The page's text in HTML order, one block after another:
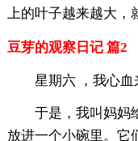
上的叶子越来越大，
豆芽的观察日记 篇2
星期六 ，我心血
于是，我叫妈妈给
放进一个小碗里。它